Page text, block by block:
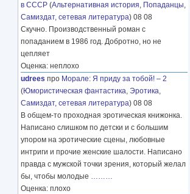
в СССР (Альтернативная история, Попаданцы,
Самиздат, сетевая литература) 08 08
Скучно. Производственный роман с
попаданием в 1986 год. Добротно, но не
цепляет
Оценка: неплохо
udrees про Морале: Я приду за тобой! – 2
(Юмористическая фантастика, Эротика,
Самиздат, сетевая литература) 08 08
В общем-то проходная эротическая книжонка.
Написано слишком по детски и с большим
упором на эротические сцены, любовные
интриги и прочие женские шалости. Написано
правда с мужской точки зрения, который желал
бы, чтобы молодые ………
Оценка: плохо